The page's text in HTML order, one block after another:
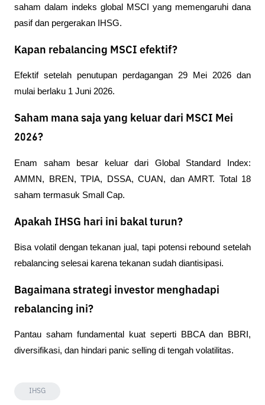
saham dalam indeks global MSCI yang memengaruhi dana
pasif dan pergerakan IHSG.
Kapan rebalancing MSCI efektif?
Efektif setelah penutupan perdagangan 29 Mei 2026 dan
mulai berlaku 1 Juni 2026.
Saham mana saja yang keluar dari MSCI Mei
2026?
Enam saham besar keluar dari Global Standard Index:
AMMN, BREN, TPIA, DSSA, CUAN, dan AMRT. Total 18
saham termasuk Small Cap.
Apakah IHSG hari ini bakal turun?
Bisa volatil dengan tekanan jual, tapi potensi rebound setelah
rebalancing selesai karena tekanan sudah diantisipasi.
Bagaimana strategi investor menghadapi
rebalancing ini?
Pantau saham fundamental kuat seperti BBCA dan BBRI,
diversifikasi, dan hindari panic selling di tengah volatilitas.
IHSG